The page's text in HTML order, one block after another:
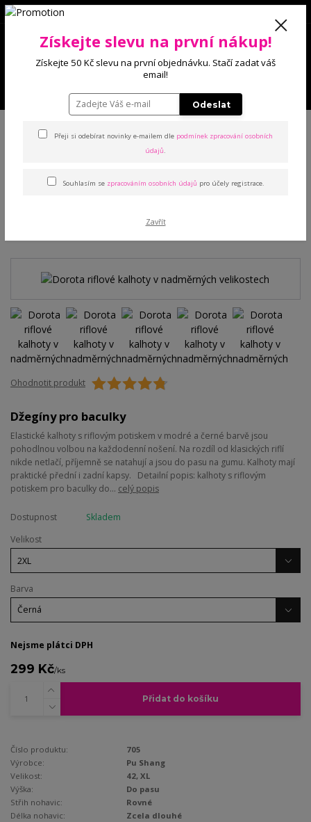
0 Kč
nadměrných velikostech
Dorota riflové kalhoty v
Ohodnotit produkt
Džegíny pro baculky
Elastické kalhoty s riflovým potiskem v modré a černé barvě jsou
pohodlnou volbou na každodenní nošení. Na rozdíl od klasických riflí
nikde netlačí, příjemně se natahují a jsou do pasu na gumu. Kalhoty mají
praktické přední i zadní kapsy. Detailní popis: kalhoty s riflovým
potiskem pro baculky do... celý popis
Dostupnost
Skladem
Velikost
Barva
Nejsme plátci DPH
299 Kč/ks
Přidat do košíku
Číslo produktu:
705
Výrobce:
Pu Shang
Velikost:
42, XL
Výška:
Do pasu
Střih nohavic:
Rovné
Délka nohavic:
Zcela dlouhé
Získejte slevu na první nákup!
Získejte 50 Kč slevu na první objednávku. Stačí zadat váš
email!
Odeslat
Přeji si odebírat novinky e-mailem dle podmínek zpracování osobních
údajů.
Souhlasím se zpracováním osobních údajů pro účely registrace.
Zavřít